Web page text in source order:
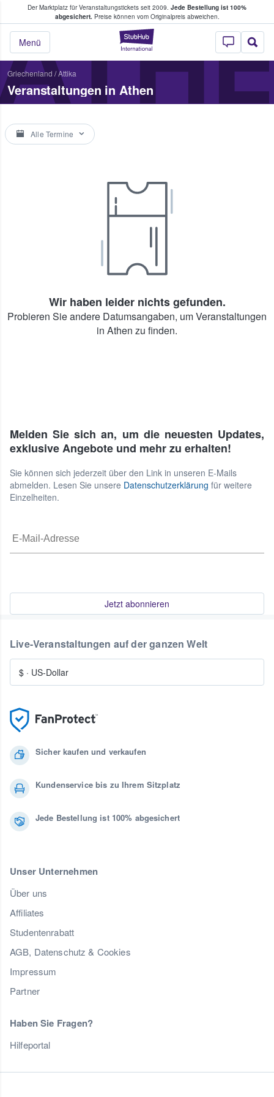
Der Marktplatz für Veranstaltungstickets seit 2009. Jede Bestellung ist 100%
abgesichert.Preise können vom Originalpreis abweichen.
StubHub - Wo
Menü
Tickets kaufen & verkaufen
Griechenland /Attika
Veranstaltungen in Athen
Alle Termine
Wir haben leider nichts gefunden.
Probieren Sie andere Datumsangaben, um Veranstaltungen
in Athen zu finden.
Melden Sie sich an, um die neuesten Updates,
exklusive Angebote und mehr zu erhalten!
Sie können sich jederzeit über den Link in unseren E-Mails
abmelden. Lesen Sie unsere Datenschutzerklärung für weitere
Einzelheiten.
Jetzt abonnieren
Sicher kaufen und verkaufen
Kundenservice bis zu Ihrem Sitzplatz
Jede Bestellung ist 100% abgesichert
Unser Unternehmen
Über uns
Affiliates
Studentenrabatt
AGB, Datenschutz & Cookies
Impressum
Partner
Haben Sie Fragen?
Hilfeportal
Live-Veranstaltungen auf der ganzen Welt
$ · US-Dollar